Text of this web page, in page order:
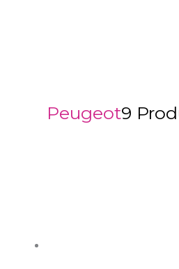
Peugeot9